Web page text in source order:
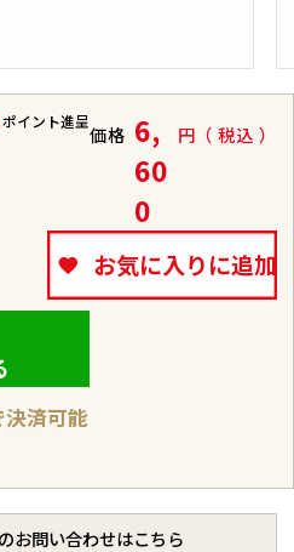
ポイント進呈
価格 6,
60
0
税込
お気に入りに追加
済可能
お問い合わせはこちら